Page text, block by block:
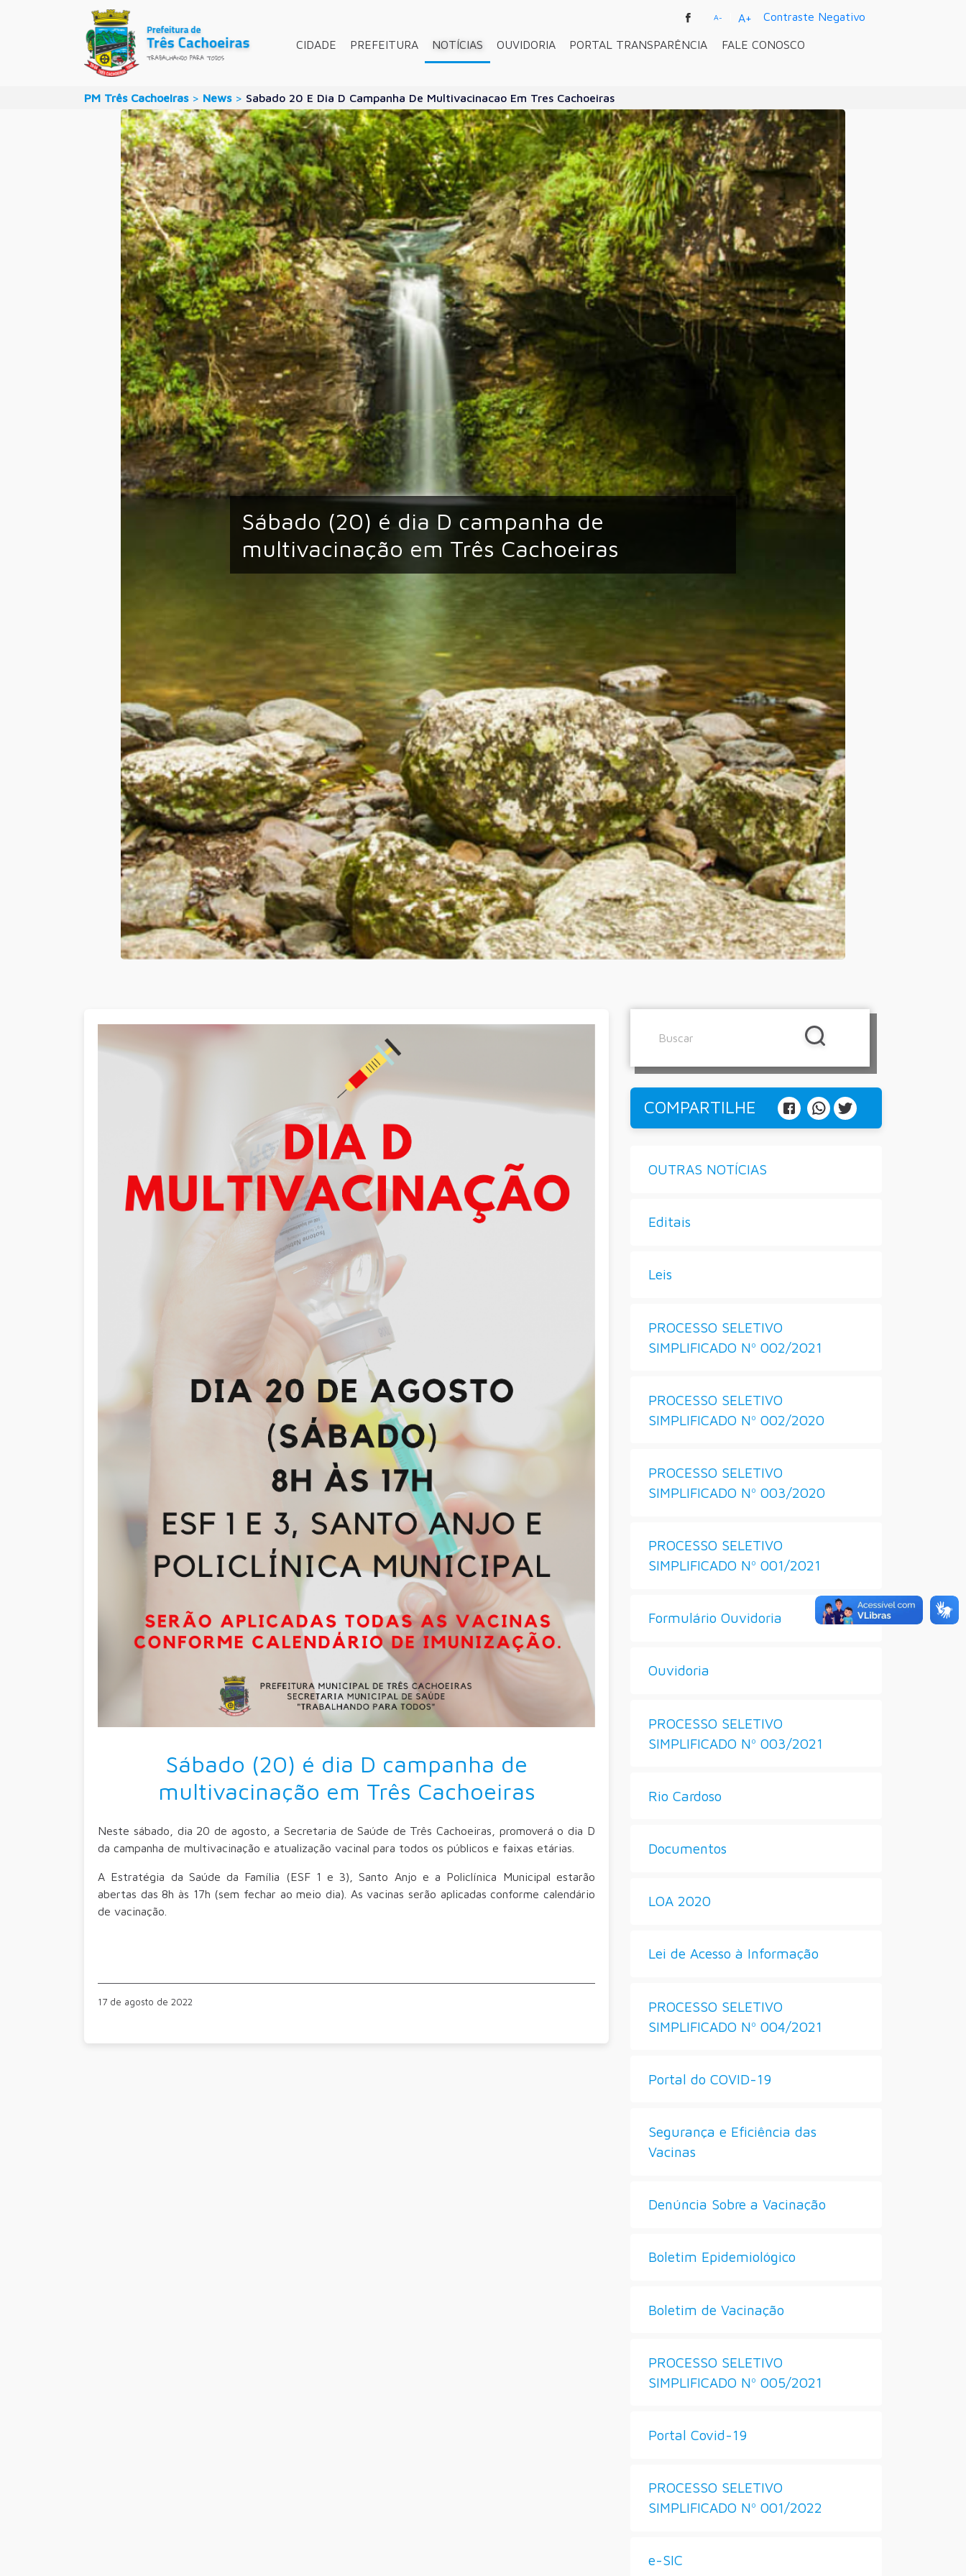
CIDADE PREFEITURA NOTÍCIAS OUVIDORIA PORTAL TRANSPARÊNCIA FALE CONOSCO
A- A+ Contraste Negativo
PM Três Cachoeiras > News > Sabado 20 E Dia D Campanha De Multivacinacao Em Tres Cachoeiras
Sábado (20) é dia D campanha de
multivacinação em Três Cachoeiras
Sábado (20) é dia D campanha de
multivacinação em Três Cachoeiras
Neste sábado, dia 20 de agosto, a Secretaria de Saúde de Três Cachoeiras, promoverá o dia D
da campanha de multivacinação e atualização vacinal para todos os públicos e faixas etárias.
A Estratégia da Saúde da Família (ESF 1 e 3), Santo Anjo e a Policlínica Municipal estarão
abertas das 8h às 17h (sem fechar ao meio dia). As vacinas serão aplicadas conforme calendário
de vacinação.
17 de agosto de 2022
COMPARTILHE
OUTRAS NOTÍCIAS
Editais
Leis
PROCESSO SELETIVO
SIMPLIFICADO Nº 002/2021
PROCESSO SELETIVO
SIMPLIFICADO Nº 002/2020
PROCESSO SELETIVO
SIMPLIFICADO Nº 003/2020
PROCESSO SELETIVO
SIMPLIFICADO Nº 001/2021
Formulário Ouvidoria
Ouvidoria
PROCESSO SELETIVO
SIMPLIFICADO Nº 003/2021
Rio Cardoso
Documentos
LOA 2020
Lei de Acesso à Informação
PROCESSO SELETIVO
SIMPLIFICADO Nº 004/2021
Portal do COVID-19
Segurança e Eficiência das
Vacinas
Denúncia Sobre a Vacinação
Boletim Epidemiológico
Boletim de Vacinação
PROCESSO SELETIVO
SIMPLIFICADO Nº 005/2021
Portal Covid-19
PROCESSO SELETIVO
SIMPLIFICADO Nº 001/2022
e-SIC